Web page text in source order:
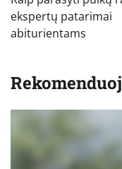
įrašų
ekspertų patarimai
abiturientams